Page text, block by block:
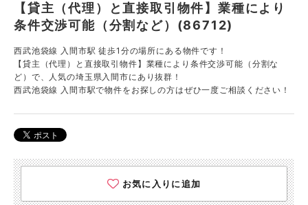
【貸主（代理）と直接取引物件】業種により
条件交渉可能（分割など）(86712)
西武池袋線 入間市駅 徒歩1分の場所にある物件です！
【貸主（代理）と直接取引物件】業種により条件交渉可能（分割な
ど）で、人気の埼玉県入間市にあり抜群！
西武池袋線 入間市駅で物件をお探しの方はぜひ一度ご相談ください！
お気に入りに追加